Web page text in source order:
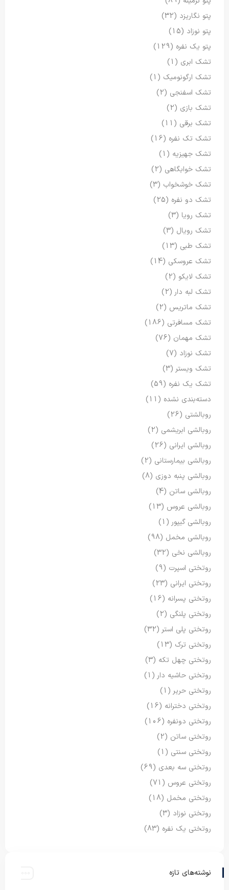
پتو نگاریزد (32)
پتو نوزاد (15)
پتو یک نفره (129)
تشک ابری (1)
تشک ارگونومیک (1)
تشک اسفنجی (2)
تشک بازی (2)
تشک برقی (11)
تشک تک نفره (16)
تشک جهیزیه (1)
تشک خوابگاهی (2)
تشک خوشخواب (3)
تشک دو نفره (25)
تشک رویا (3)
تشک رویال (3)
تشک طبی (13)
تشک عروسکی (14)
تشک لایکو (2)
تشک لبه دار(2)
تشک ماتریس (2)
تشک مسافرتی (186)
تشک مهمان (76)
تشک نوزاد (7)
تشک ویستر(3)
تشک یک نفره (59)
دسته‌بندی نشده (11)
روبالشتی (26)
روبالشی ابریشمی (2)
روبالشی ایرانی (26)
روبالشی بیمارستانی (2)
روبالشی پنبه دوزی (8)
روبالشی ساتن (4)
روبالشی عروس (13)
روبالشی گیپور(1)
روبالشی مخمل (98)
روبالشی نخی (32)
روتختی اسپرت (9)
روتختی ایرانی (23)
روتختی پسرانه (16)
روتختی پلنگی (2)
روتختی پلی استر(32)
روتختی ترک (13)
روتختی چهل تکه (3)
روتختی حاشیه دار(1)
روتختی حریر(1)
روتختی دخترانه (16)
روتختی دونفره (106)
روتختی ساتن (2)
روتختی سنتی (1)
روتختی سه بعدی (69)
روتختی عروس (71)
روتختی مخمل (18)
روتختی نوزاد (3)
روتختی یک نفره (83)
نوشته‌های تازه